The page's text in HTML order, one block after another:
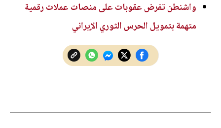
واشنطن تفرض عقوبات على منصات عملات رقمية
متهمة بتمويل الحرس الثوري الإيراني